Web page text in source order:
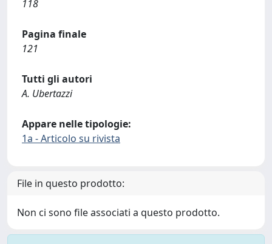
118
Pagina finale
121
Tutti gli autori
A. Ubertazzi
Appare nelle tipologie:
1a - Articolo su rivista
File in questo prodotto:
Non ci sono file associati a questo prodotto.